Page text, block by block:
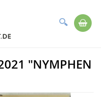
Suche
"NYMPHEN